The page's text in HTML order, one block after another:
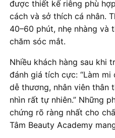
được thiết kế riêng phù
cách và sở thích cá nhân.
40–60 phút, nhẹ nhàng và
chăm sóc mắt.
Nhiều khách hàng sau khi
đánh giá tích cực: “Làm mi
dễ thương, nhân viên thân
nhìn rất tự nhiên.” Những
chứng rõ ràng nhất cho
Tâm Beauty Academy